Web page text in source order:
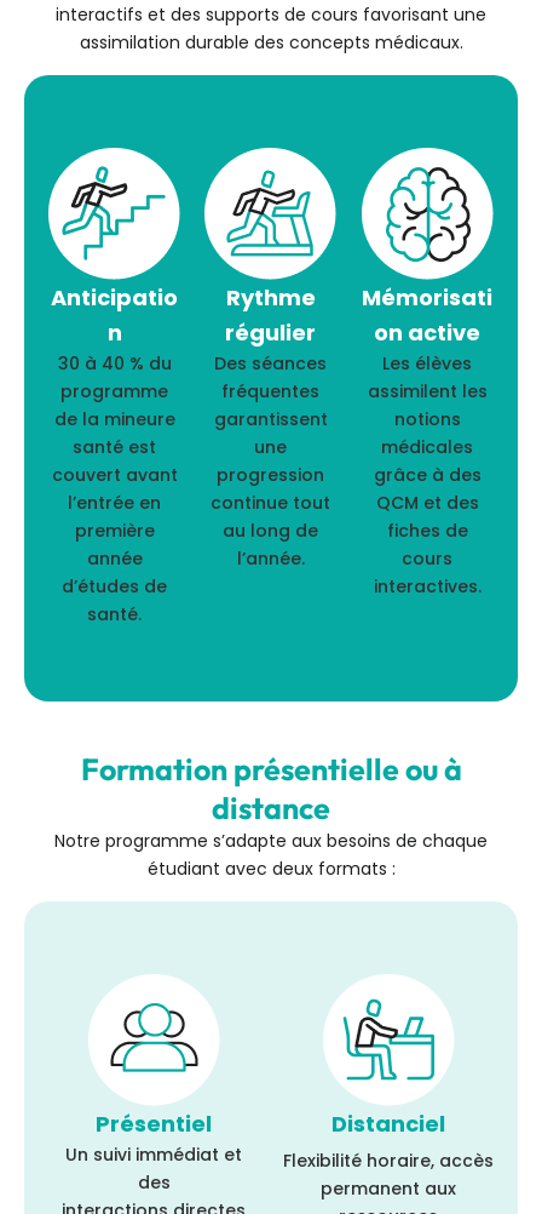
interactifs et des supports de cours favorisant une
assimilation durable des concepts médicaux.
Anticipatio
n
30 à 40 % du
programme
de la mineure
santé est
couvert avant
l’entrée en
première
année
d’études de
santé.
Rythme
régulier
Des séances
fréquentes
garantissent
une
progression
continue tout
au long de
l’année.
Mémorisati
on active
Les élèves
assimilent les
notions
médicales
grâce à des
QCM et des
fiches de
cours
interactives.
Formation présentielle ou à
distance
Notre programme s’adapte aux besoins de chaque
étudiant avec deux formats :
Présentiel
Un suivi immédiat et
des
Distanciel
Flexibilité horaire, accès
permanent aux